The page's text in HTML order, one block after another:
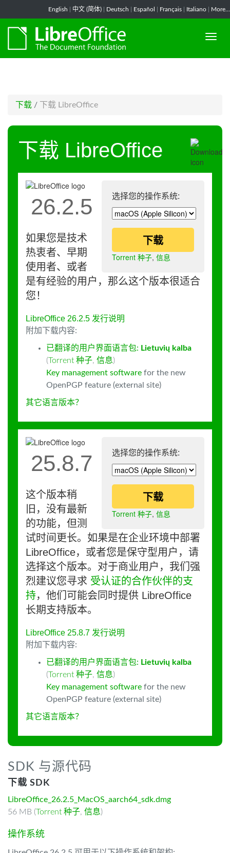
English 中文 (简体) Deutsch Español Français Italiano More...
下载 / 下载 LibreOffice
下载 LibreOffice
选择您的操作系统:
下载
Torrent 种子, 信息
26.2.5
如果您是技术
热衷者、早期
使用者、或者
是有经验的用户，那么这个版本很适合
您！
LibreOffice 26.2.5 发行说明
附加下载内容:
已翻译的用户界面语言包: Lietuvių kalba
(Torrent 种子, 信息)
Key management software for the new
OpenPGP feature (external site)
其它语言版本？
选择您的操作系统:
下载
Torrent 种子, 信息
25.8.7
这个版本稍
旧，没有最新
的功能，但测
试时间更长。如果是在企业环境中部署
LibreOffice，或者您是保守型用户，请
选择这个版本。对于商业用户，我们强
烈建议您寻求 受认证的合作伙伴的支
持，他们可能会同时提供 LibreOffice
长期支持版本。
LibreOffice 25.8.7 发行说明
附加下载内容:
已翻译的用户界面语言包: Lietuvių kalba
(Torrent 种子, 信息)
Key management software for the new
OpenPGP feature (external site)
其它语言版本？
SDK 与源代码
下载 SDK
LibreOffice_26.2.5_MacOS_aarch64_sdk.dmg
56 MB (Torrent 种子, 信息)
操作系统